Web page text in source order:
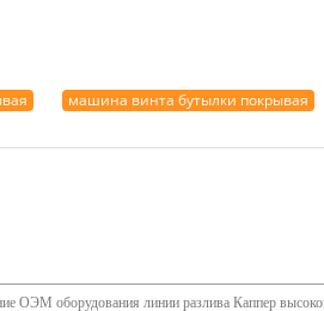
машина винта бутылки покрывая